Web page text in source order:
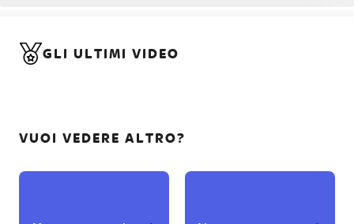
GLI ULTIMI VIDEO
VUOI VEDERE ALTRO?